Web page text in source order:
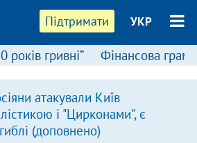
Підтримати УКР
років гривні” Фінансова
атакували Київ
і "Цирконами", є
(доповнено)